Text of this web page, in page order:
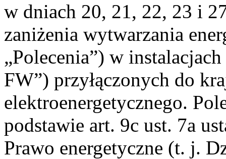
w dniach 20, 21, 22, 23 i
zaniżenia wytwarzania
„Polecenia”) w
FW”) przyłączonych do
elektroenergetycznego.
podstawie art. 9c ust. 7a
Prawo energetyczne (t. j.